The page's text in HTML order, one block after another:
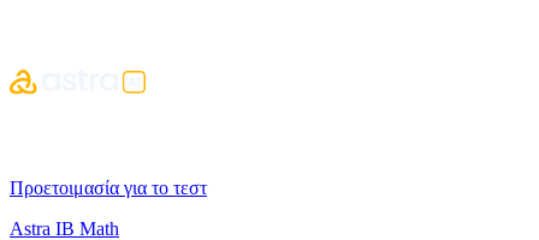
Προετοιμασία για το τεστ
Astra IB Math